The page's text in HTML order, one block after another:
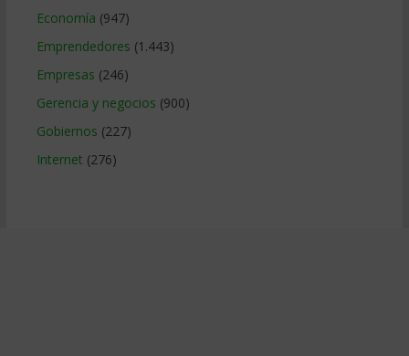
Economía (947)
Emprendedores (1.443)
Empresas (246)
Gerencia y negocios (900)
Gobiernos (227)
Internet (276)